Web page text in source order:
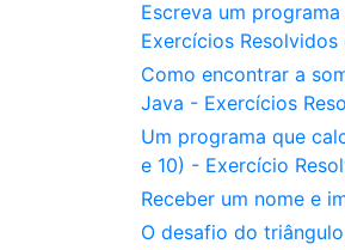
Escreva um
Exercícios Resolvidos
Como encontrar a
Java - Exercícios
Um programa que
e 10) - Exercício
Receber um nome e
O desafio do